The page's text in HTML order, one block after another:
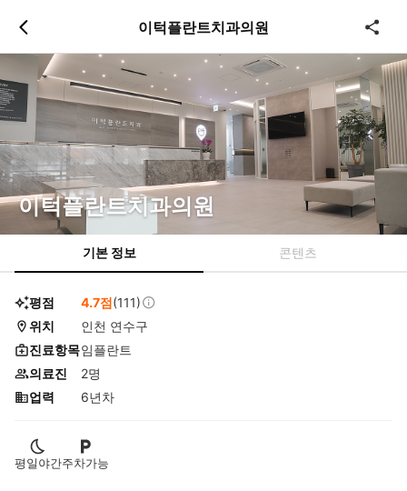
이턱플란트치과의원
이턱플란트치과의원
기본 정보 콘텐츠
평점 4.7점(111)
위치
인천 연수구
진료항목임플란트
의료진
2명
업력
6년차
평일야간주차가능